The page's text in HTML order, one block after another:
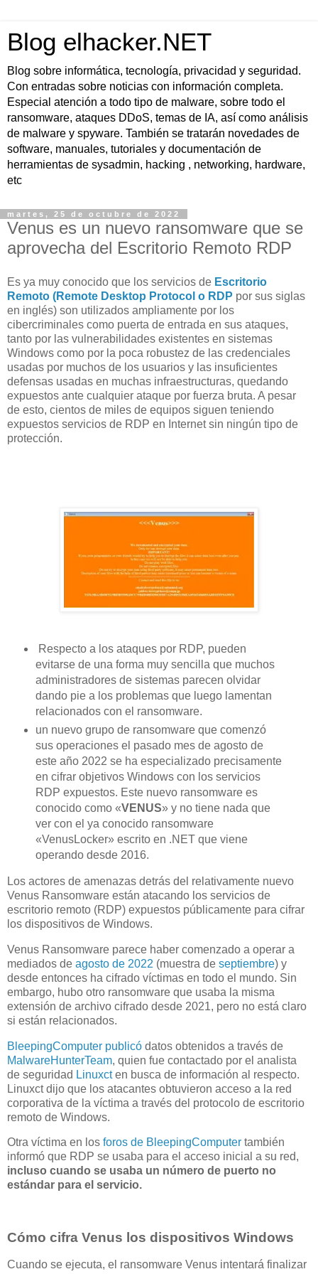
Blog elhacker.NET
Blog sobre informática, tecnología, privacidad y seguridad.
Con entradas sobre noticias con información completa.
Especial atención a todo tipo de malware, sobre todo el
ransomware, ataques DDoS, temas de IA, así como análisis
de malware y spyware. También se tratarán novedades de
software, manuales, tutoriales y documentación de
herramientas de sysadmin, hacking , networking, hardware,
etc
martes, 25 de octubre de 2022
Venus es un nuevo ransomware que se
aprovecha del Escritorio Remoto RDP
Es ya muy conocido que los servicios de Escritorio
Remoto (Remote Desktop Protocol o RDP por sus siglas
en inglés) son utilizados ampliamente por los
cibercriminales como puerta de entrada en sus ataques,
tanto por las vulnerabilidades existentes en sistemas
Windows como por la poca robustez de las credenciales
usadas por muchos de los usuarios y las insuficientes
defensas usadas en muchas infraestructuras, quedando
expuestos ante cualquier ataque por fuerza bruta. A pesar
de esto, cientos de miles de equipos siguen teniendo
expuestos servicios de RDP en Internet sin ningún tipo de
protección.
Respecto a los ataques por RDP, pueden
evitarse de una forma muy sencilla que muchos
administradores de sistemas parecen olvidar
dando pie a los problemas que luego lamentan
relacionados con el ransomware.
un nuevo grupo de ransomware que comenzó
sus operaciones el pasado mes de agosto de
este año 2022 se ha especializado precisamente
en cifrar objetivos Windows con los servicios
RDP expuestos. Este nuevo ransomware es
conocido como «VENUS» y no tiene nada que
ver con el ya conocido ransomware
«VenusLocker» escrito en .NET que viene
operando desde 2016.
Los actores de amenazas detrás del relativamente nuevo
Venus Ransomware están atacando los servicios de
escritorio remoto (RDP) expuestos públicamente para cifrar
los dispositivos de Windows.
Venus Ransomware parece haber comenzado a operar a
mediados de agosto de 2022 (muestra de septiembre) y
desde entonces ha cifrado víctimas en todo el mundo. Sin
embargo, hubo otro ransomware que usaba la misma
extensión de archivo cifrado desde 2021, pero no está claro
si están relacionados.
BleepingComputer publicó datos obtenidos a través de
MalwareHunterTeam, quien fue contactado por el analista
de seguridad Linuxcten busca de información al respecto.
Linuxct dijo que los atacantes obtuvieron acceso a la red
corporativa de la víctima a través del protocolo de escritorio
remoto de Windows.
Otra víctima en los foros de BleepingComputer también
informó que RDP se usaba para el acceso inicial a su red,
incluso cuando se usaba un número de puerto no
estándar para el servicio.
Cómo cifra Venus los dispositivos Windows
Cuando se ejecuta, el ransomware Venus intentará finalizar